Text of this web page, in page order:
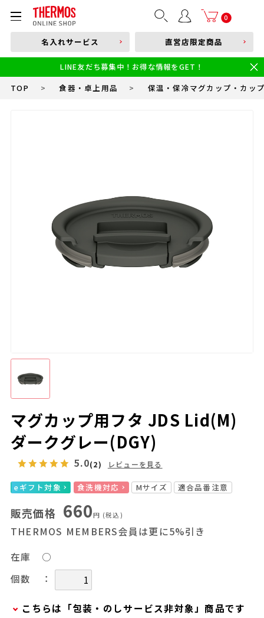
0
部品購入はこちら
本体品番やキーワードを入力
食洗機対応 新製品
幼児・園児向け水筒
小学生 低・中学年向け水筒
小学生 中・高学年向け水筒
名入れサービス 直営店限定商品
LINE友だち募集中！お得な情報をGET！
TOP > 食器・卓上用品 > 保温・保冷マグカップ・カッ
マグカップ用フタ JDS Lid(M)
ダークグレー(DGY)
5.0(2) レビューを見る
eギフト対象 食洗機対応 Mサイズ 適合品番注意
販売価格 660円 (税込)
THERMOS MEMBERS会員は更に5%引き
在庫
○
個数
：
こちらは「包装・のしサービス非対象」商品です